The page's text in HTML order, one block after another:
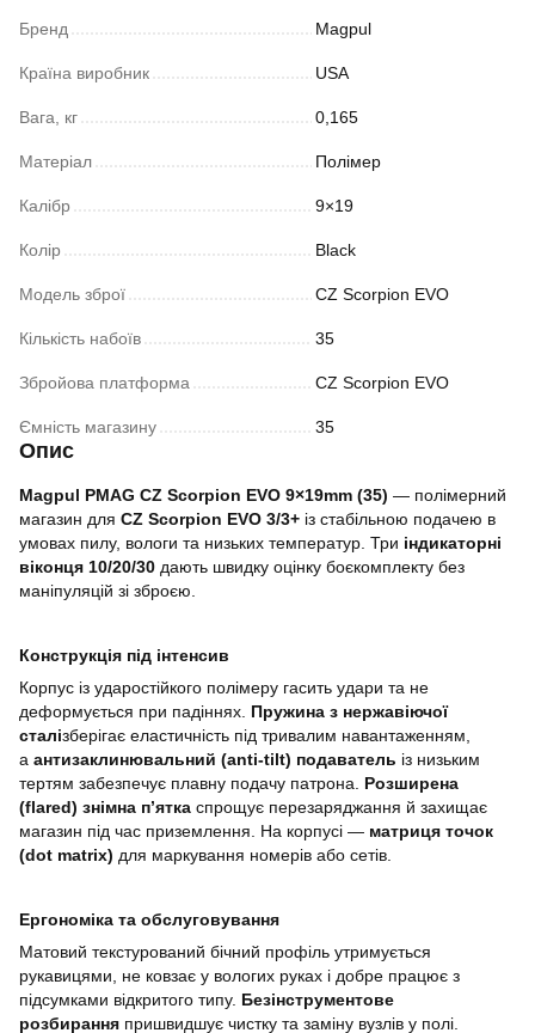
Бренд Magpul
Країна виробник USA
Вага, кг 0,165
Матеріал Полімер
Калібр 9×19
Колір Black
Модель зброї CZ Scorpion EVO
Кількість набоїв 35
Збройова платформа CZ Scorpion EVO
Ємність магазину 35
Опис
Magpul PMAG CZ Scorpion EVO 9×19mm (35) — полімерний
магазин для CZ Scorpion EVO 3/3+ із стабільною подачею в
умовах пилу, вологи та низьких температур. Три індикаторні
віконця 10/20/30 дають швидку оцінку боєкомплекту без
маніпуляцій зі зброєю.
Конструкція під інтенсив
Корпус із ударостійкого полімеру гасить удари та не
деформується при падіннях. Пружина з нержавіючої
сталізберігає еластичність під тривалим навантаженням,
а антизаклинювальний (anti-tilt) подаватель із низьким
тертям забезпечує плавну подачу патрона. Розширена
(flared) знімна п’ятка спрощує перезаряджання й захищає
магазин під час приземлення. На корпусі — матриця точок
(dot matrix) для маркування номерів або сетів.
Ергономіка та обслуговування
Матовий текстурований бічний профіль утримується
рукавицями, не ковзає у вологих руках і добре працює з
підсумками відкритого типу. Безінструментове
розбирання пришвидшує чистку та заміну вузлів у полі.